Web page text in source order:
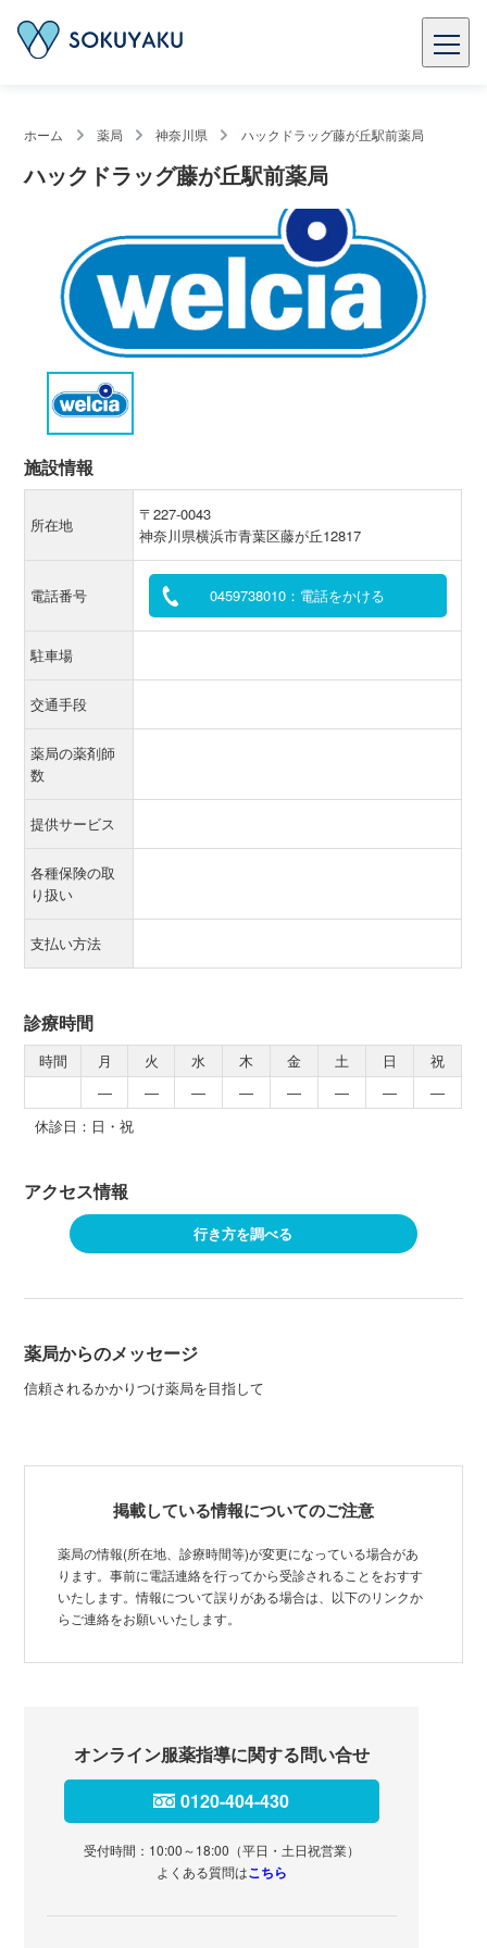
ホーム 薬局 神奈川県 ハックドラッグ藤が丘駅前薬局
ハックドラッグ藤が丘駅前薬局
施設情報
所在地
〒227-0043
神奈川県横浜市青葉区藤が丘12817
電話番号 0459738010：電話をかける
駐車場
交通手段
薬局の薬剤師
数
提供サービス
各種保険の取
り扱い
支払い方法
診療時間
時間 月 火 水 木 金 土 日
祝
―
― ― ― ― ― ―
―
休診日：日・祝
アクセス情報
行き方を調べる
薬局からのメッセージ
信頼されるかかりつけ薬局を目指して
掲載している情報についてのご注意
薬局の情報(所在地、診療時間等)が変更になっている場合があ
ります。事前に電話連絡を行ってから受診されることをおすす
いたします。情報について誤りがある場合は、以下のリンクか
らご連絡をお願いいたします。
オンライン服薬指導に関する問い合せ
0120-404-430
受付時間：10:00～18:00（平日・土日祝営業）
よくある質問はこちら